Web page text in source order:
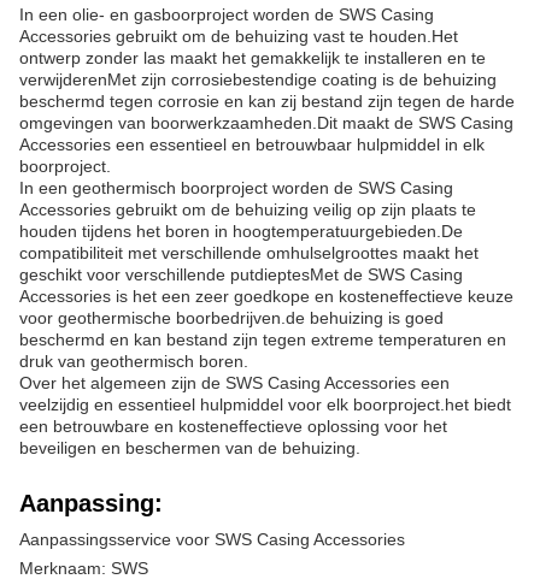
In een olie- en gasboorproject worden de SWS Casing
Accessories gebruikt om de behuizing vast te houden.Het
ontwerp zonder las maakt het gemakkelijk te installeren en te
verwijderenMet zijn corrosiebestendige coating is de behuizing
beschermd tegen corrosie en kan zij bestand zijn tegen de harde
omgevingen van boorwerkzaamheden.Dit maakt de SWS Casing
Accessories een essentieel en betrouwbaar hulpmiddel in elk
boorproject.
In een geothermisch boorproject worden de SWS Casing
Accessories gebruikt om de behuizing veilig op zijn plaats te
houden tijdens het boren in hoogtemperatuurgebieden.De
compatibiliteit met verschillende omhulselgroottes maakt het
geschikt voor verschillende putdieptesMet de SWS Casing
Accessories is het een zeer goedkope en kosteneffectieve keuze
voor geothermische boorbedrijven.de behuizing is goed
beschermd en kan bestand zijn tegen extreme temperaturen en
druk van geothermisch boren.
Over het algemeen zijn de SWS Casing Accessories een
veelzijdig en essentieel hulpmiddel voor elk boorproject.het biedt
een betrouwbare en kosteneffectieve oplossing voor het
beveiligen en beschermen van de behuizing.
Aanpassing:
Aanpassingsservice voor SWS Casing Accessories
Merknaam: SWS